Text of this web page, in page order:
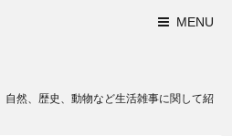
MENU
自然、歴史、動物など生活雑事に関して紹